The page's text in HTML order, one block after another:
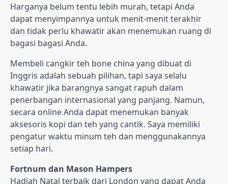
Harganya belum tentu lebih murah, tetapi Anda
dapat menyimpannya untuk menit-menit terakhir
dan tidak perlu khawatir akan menemukan ruang di
bagasi bagasi Anda.
Membeli cangkir teh bone china yang dibuat di
Inggris adalah sebuah pilihan, tapi saya selalu
khawatir jika barangnya sangat rapuh dalam
penerbangan internasional yang panjang. Namun,
secara online Anda dapat menemukan banyak
aksesoris kopi dan teh yang cantik. Saya memiliki
pengatur waktu minum teh dan menggunakannya
setiap hari.
Fortnum dan Mason Hampers
Hadiah Natal terbaik dari London yang dapat Anda